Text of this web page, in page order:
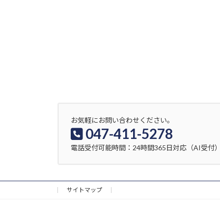
お気軽にお問い合わせください。
047-411-5278
電話受付可能時間：24時間365日対応（AI受付
サイトマップ